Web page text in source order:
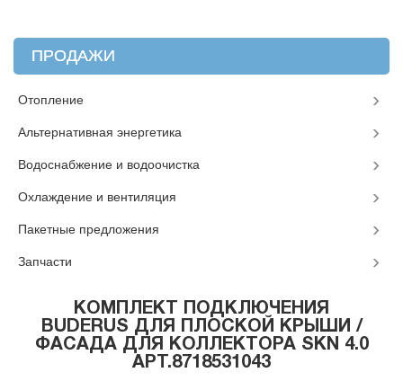
КОМПЛЕКТ ПОДКЛЮЧЕНИЯ
BUDERUS ДЛЯ ПЛОСКОЙ КРЫШИ /
ФАСАДА ДЛЯ КОЛЛЕКТОРА SKN 4.0
АРТ.8718531043
ПРОДАЖИ
Отопление
Альтернативная энергетика
Водоснабжение и водоочистка
Охлаждение и вентиляция
Пакетные предложения
Запчасти